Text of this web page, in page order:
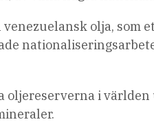
olja, som
oljereserverna i